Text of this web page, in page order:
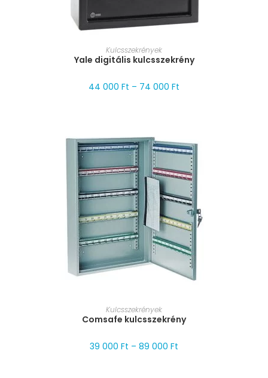
MÉRET VÁLASZTÁSA
Kulcsszekrények
Yale digitális kulcsszekrény
44 000 Ft – 74 000 Ft
MÉRET VÁLASZTÁSA
Kulcsszekrények
Comsafe kulcsszekrény
39 000 Ft – 89 000 Ft